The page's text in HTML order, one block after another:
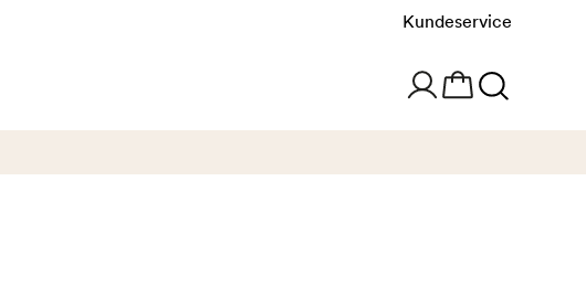
Kundeservice